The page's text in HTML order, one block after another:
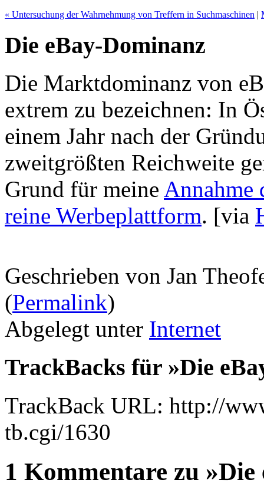
« Untersuchung der Wahrnehmung von Treffern in Suchmaschinen |
Die eBay-Dominanz
Die Marktdominanz von
extrem zu bezeichnen: In
einem Jahr nach der
zweitgrößten Reichweite
Grund für meine Annahme
reine Werbeplattform. [via
Geschrieben von Jan
(Permalink)
Abgelegt unter Internet
TrackBacks für »Die
TrackBack URL: http://
tb.cgi/1630
1 Kommentare zu